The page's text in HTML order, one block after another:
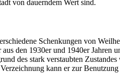
von dauerndem Wert sind.
Schenkungen von
den 1930er und 1940er Jahren
des stark verstaubten
kann er zur